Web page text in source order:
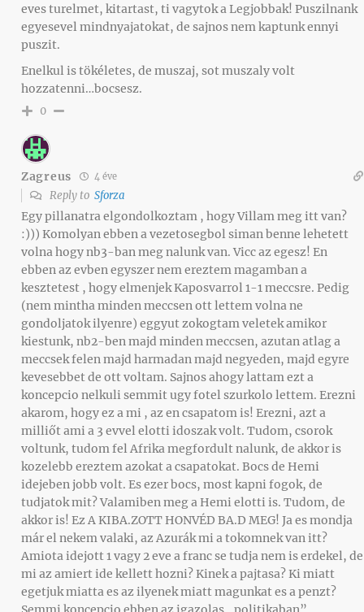
eves turelmet, kitartast, ti vagytok a Legjobbak! Puszilnank
egyesevel mindnyajatokat, de sajnos nem kaptunk ennyi
puszit.
Enelkul is tökéletes, de muszaj, sot muszaly volt
hozzatenni…bocsesz.
0
Zagreus 4 éve
Reply to Sforza
Egy pillanatra elgondolkoztam , hogy Villam meg itt van?
:))) Komolyan ebben a vezetosegbol siman benne lehetett
volna hogy nb3-ban meg nalunk van. Vicc az egesz! En
ebben az evben egyszer nem ereztem magamban a
kesztetest , hogy elmenjek Kaposvarrol 1-1 meccsre. Pedig
(nem mintha minden meccsen ott lettem volna ne
gondoljatok ilyenre) eggyut zokogtam veletek amikor
kiestunk, nb2-ben majd minden meccsen, azutan atlag a
meccsek felen majd harmadan majd negyeden, majd egyre
kevesebbet de ott voltam. Sajnos ahogy lattam ezt a
koncepcio nelkuli semmit ugy fotel szurkolo lettem. Erezni
akarom, hogy ez a mi , az en csapatom is! Erezni, azt a
milliőt ami a 3 evvel elotti idoszak volt. Tudom, csorok
voltunk, tudom fel Afrika megfordult nalunk, de akkor is
kozelebb ereztem azokat a csapatokat. Bocs de Hemi
idejeben jobb volt. Es ezer bocs, most kapni fogok, de
tudjatok mit? Valamiben meg a Hemi elotti is. Tudom, de
akkor is! Ez A KIBA.ZOTT HONVÉD BA.D MEG! Ja es mondja
már el nekem valaki, az Azurák mi a tokomnek van itt?
Amiota idejott 1 vagy 2 eve a franc se tudja nem is erdekel, de
mi az amiert ide kellett hozni? Kinek a pajtasa? Ki miatt
egetjuk miatta es az ilyenek miatt magunkat es a penzt?